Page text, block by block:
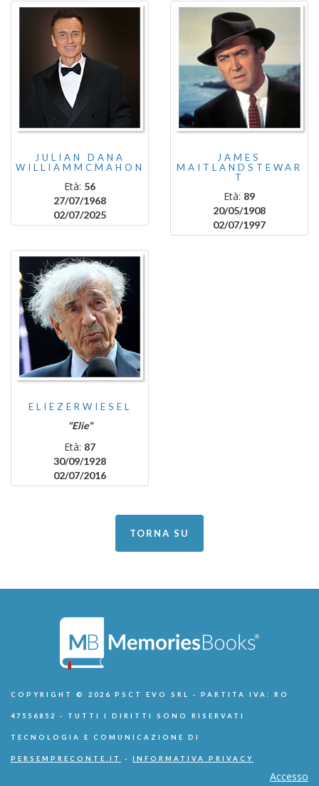
JULIAN DANA
WILLIAMMCMAHON
Età: 56
27/07/1968
02/07/2025
JAMES
MAITLANDSTEWAR
T
Età: 89
20/05/1908
02/07/1997
ELIEZERWIESEL
"Elie"
Età: 87
30/09/1928
02/07/2016
TORNA SU
COPYRIGHT © 2026 PSCT EVO SRL - PARTITA IVA: RO
47556852 - TUTTI I DIRITTI SONO RISERVATI
TECNOLOGIA E COMUNICAZIONE DI
PERSEMPRECONTE.IT - INFORMATIVA PRIVACY
Accesso